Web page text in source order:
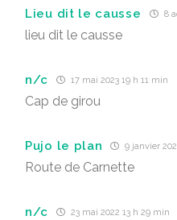
Lieu dit le causse 8
lieu dit le causse
n/c 17 mai 2023 19 h 11 min
Cap de girou
Pujo le plan 9 janvier
Route de Carnette
n/c 23 mai 2022 13 h 29 min